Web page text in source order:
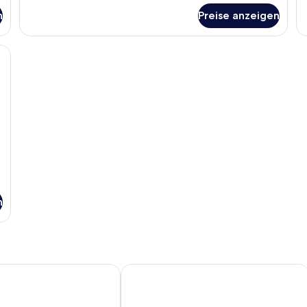
Schlafsaal
Preise anzeigen
einem grünen Sofa, einem runden Couchtisch und einem Bücherregal
Broadway Times SquareHotel Henri NY